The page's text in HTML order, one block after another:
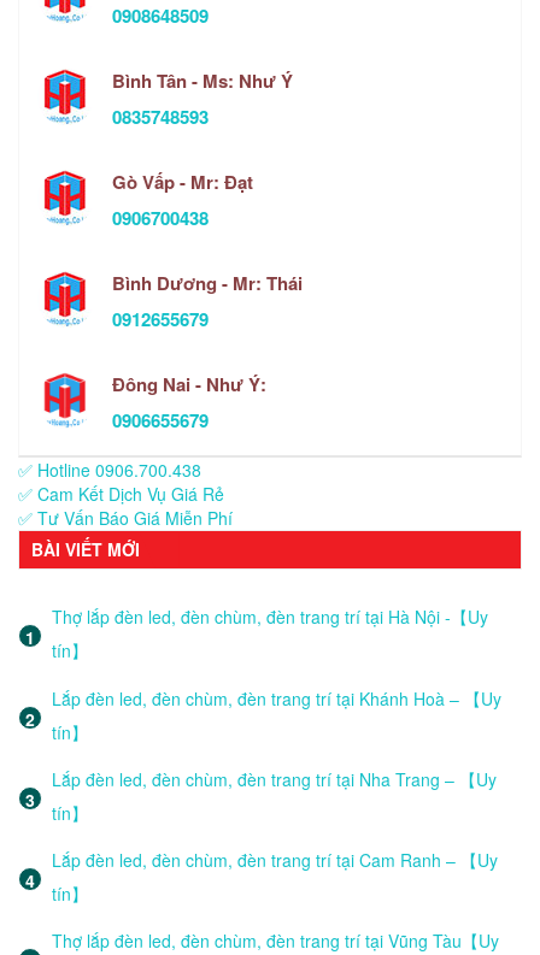
0908648509
Bình Tân - Ms: Như Ý
0835748593
Gò Vấp - Mr: Đạt
0906700438
Bình Dương - Mr: Thái
0912655679
Đông Nai - Như Ý:
0906655679
✅ Hotline 0906.700.438
✅ Cam Kết Dịch Vụ Giá Rẻ
✅ Tư Vấn Báo Giá Miễn Phí
BÀI VIẾT MỚI
Thợ lắp đèn led, đèn chùm, đèn trang trí tại Hà Nội -【Uy
tín】
Lắp đèn led, đèn chùm, đèn trang trí tại Khánh Hoà – 【Uy
tín】
Lắp đèn led, đèn chùm, đèn trang trí tại Nha Trang – 【Uy
tín】
Lắp đèn led, đèn chùm, đèn trang trí tại Cam Ranh – 【Uy
tín】
Thợ lắp đèn led, đèn chùm, đèn trang trí tại Vũng Tàu【Uy